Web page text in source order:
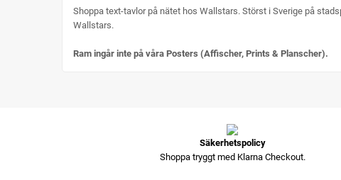
Shoppa text-tavlor på nätet hos Wallstars. Störst i Sverige på
Wallstars.
Ram ingår inte på våra Posters (Affischer, Prints & Planscher).
Säkerhetspolicy
Shoppa tryggt med Klarna Checkout.